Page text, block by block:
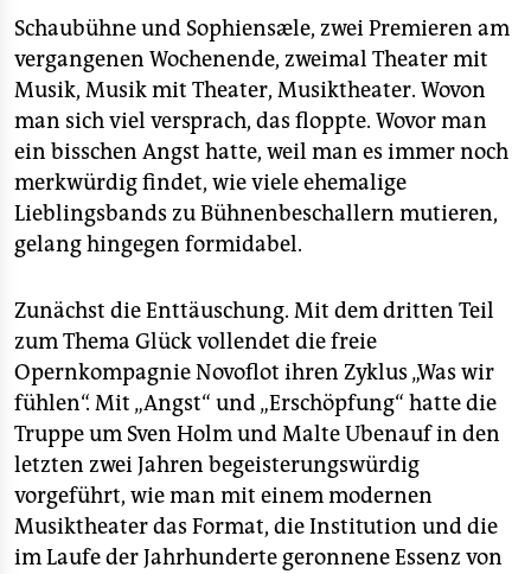
unterstützen
abo
genossenschaft
epaper login
Schaubühne und Sophiensæle, zwei Premieren am
vergangenen Wochenende, zweimal Theater mit
Musik, Musik mit Theater, Musiktheater. Wovon
man sich viel versprach, das floppte. Wovor man
ein bisschen Angst hatte, weil man es immer noch
merkwürdig findet, wie viele ehemalige
Lieblingsbands zu Bühnenbeschallern mutieren,
gelang hingegen formidabel.
Zunächst die Enttäuschung. Mit dem dritten Teil
zum Thema Glück vollendet die freie
Opernkompagnie Novoflot ihren Zyklus „Was wir
fühlen“. Mit „Angst“ und „Erschöpfung“ hatte die
Truppe um Sven Holm und Malte Ubenauf in den
letzten zwei Jahren begeisterungswürdig
vorgeführt, wie man mit einem modernen
Musiktheater das Format, die Institution und die
im Laufe der Jahrhunderte geronnene Essenz von